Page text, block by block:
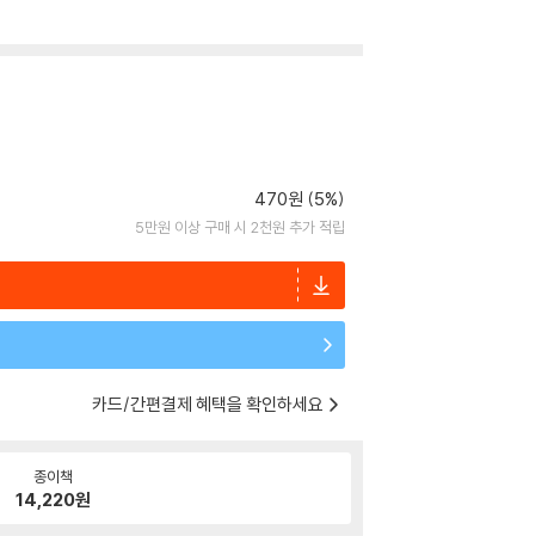
470원 (5%)
5만원 이상 구매 시 2천원 추가 적립
카드/간편결제 혜택을 확인하세요
종이책
14,220원